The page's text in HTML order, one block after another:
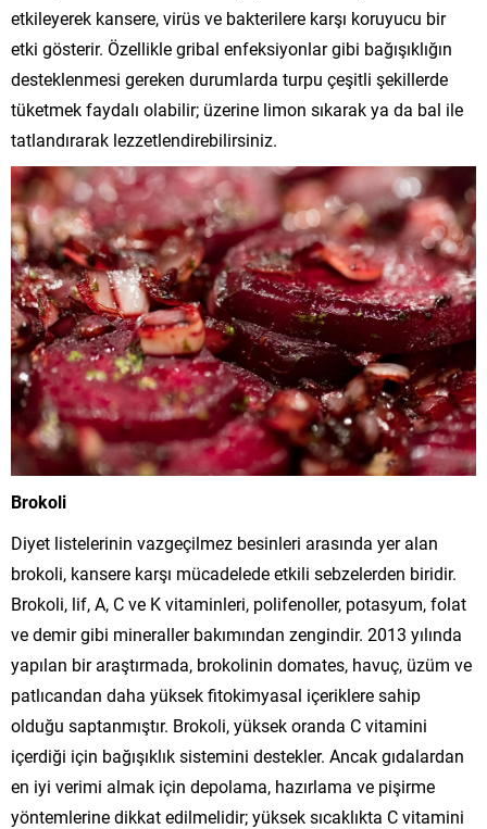
etkileyerek kansere, virüs ve bakterilere karşı koruyucu bir
etki gösterir. Özellikle gribal enfeksiyonlar gibi bağışıklığın
desteklenmesi gereken durumlarda turpu çeşitli şekillerde
tüketmek faydalı olabilir; üzerine limon sıkarak ya da bal ile
tatlandırarak lezzetlendirebilirsiniz.
Brokoli
Diyet listelerinin vazgeçilmez besinleri arasında yer alan
brokoli, kansere karşı mücadelede etkili sebzelerden biridir.
Brokoli, lif, A, C ve K vitaminleri, polifenoller, potasyum, folat
ve demir gibi mineraller bakımından zengindir. 2013 yılında
yapılan bir araştırmada, brokolinin domates, havuç, üzüm ve
patlıcandan daha yüksek fitokimyasal içeriklere sahip
olduğu saptanmıştır. Brokoli, yüksek oranda C vitamini
içerdiği için bağışıklık sistemini destekler. Ancak gıdalardan
en iyi verimi almak için depolama, hazırlama ve pişirme
yöntemlerine dikkat edilmelidir; yüksek sıcaklıkta C vitamini